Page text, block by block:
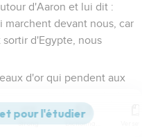
d'Aaron et lui dit :
marchent devant nous, car
sortir d'Egypte, nous
d'or qui pendent aux
Strong